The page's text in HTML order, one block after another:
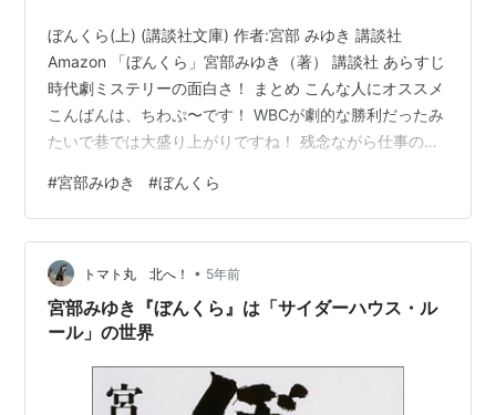
ぼんくら(上) (講談社文庫) 作者:宮部 みゆき 講談社
Amazon 「ぼんくら」宮部みゆき（著） 講談社 あらすじ
時代劇ミステリーの面白さ！ まとめ こんな人にオススメ
こんばんは、ちわぷ〜です！ WBCが劇的な勝利だったみ
たいで巷では大盛り上がりですね！ 残念ながら仕事の都
良いですよね^ ^ 本日は野球は一切関係ないのですが
（笑） 宮部みゆき先生の傑作時代劇をご紹介いたします
☆ 「ぼんくら」宮部みゆき（著） 講談社 あらすじ 江
戸・深川の鉄瓶長屋が物語の舞台。 「殺し屋が来て、兄
さんを殺してしまった」 鉄瓶長屋に住まう八百屋の太助
が殺…
#宮部みゆき #ぼんくら
トマト丸 北へ！ • 5年前
宮部みゆき『ぼんくら』は「サイダーハウス・ル
ール」の世界